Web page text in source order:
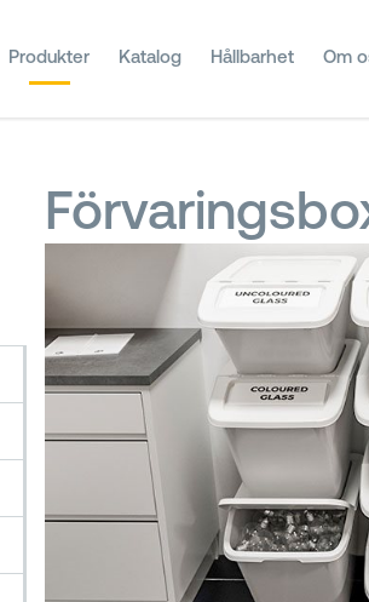
Produkter Katalog Hållbarhet Om